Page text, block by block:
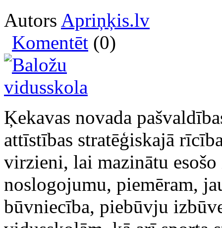
Autors Apriņķis.lv
Komentēt (0)
Ķekavas novada
attīstības stratēģiskajā
virzieni, lai mazinātu
noslogojumu, piemēram,
būvniecība, piebūvju